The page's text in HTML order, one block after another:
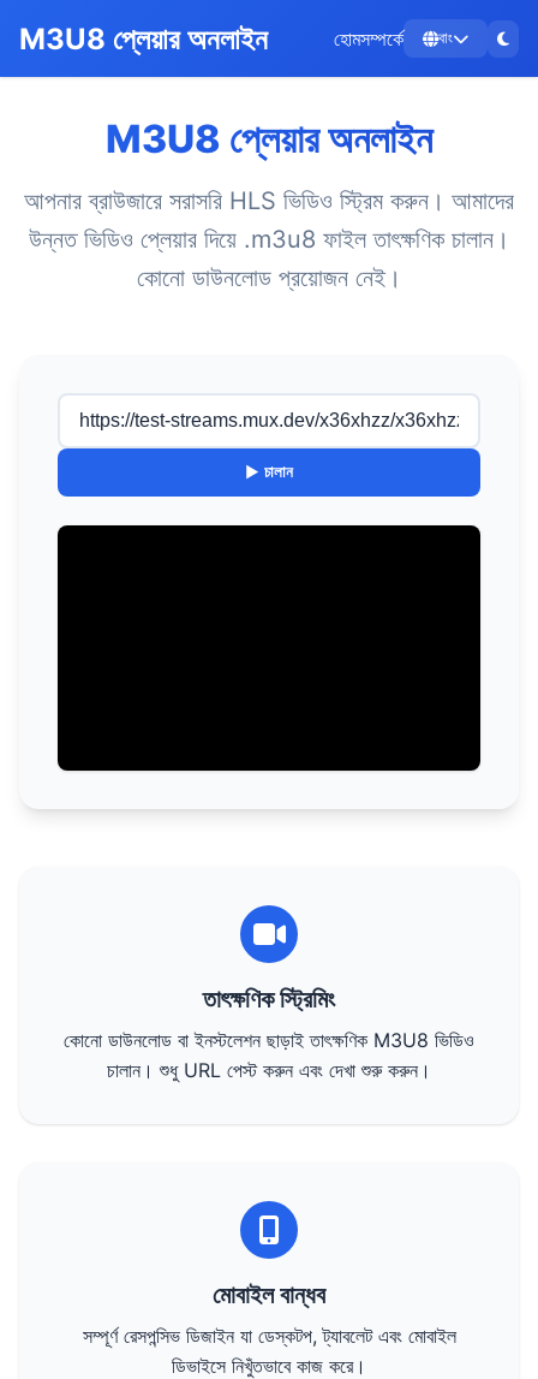
M3U8 প্লেয়ার অনলাইন হোমসম্পর্কে বাং
M3U8 প্লেয়ার অনলাইন
আপনার ব্রাউজারে সরাসরি HLS ভিডিও স্ট্রিম করুন। আমাদের
উন্নত ভিডিও প্লেয়ার দিয়ে .m3u8 ফাইল তাৎক্ষণিক চালান।
কোনো ডাউনলোড প্রয়োজন নেই।
▶ চালান
তাৎক্ষণিক স্ট্রিমিং
কোনো ডাউনলোড বা ইনস্টলেশন ছাড়াই তাৎক্ষণিক M3U8 ভিডিও
চালান। শুধু URL পেস্ট করুন এবং দেখা শুরু করুন।
মোবাইল বান্ধব
সম্পূর্ণ রেসপন্সিভ ডিজাইন যা ডেস্কটপ, ট্যাবলেট এবং মোবাইল
ডিভাইসে নিখুঁতভাবে কাজ করে।